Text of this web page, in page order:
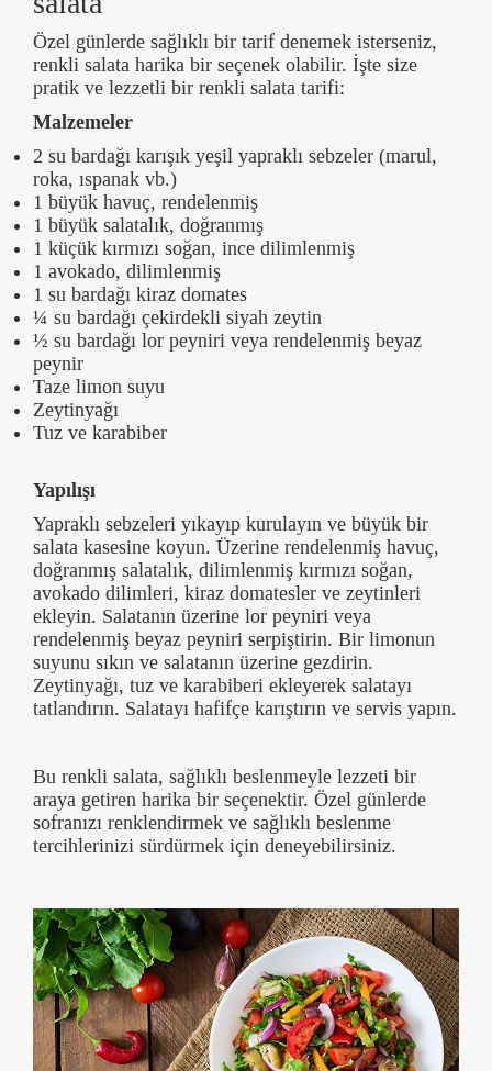
Özel günlerde sağlıklı bir tarif denemek isterseniz,
renkli salata harika bir seçenek olabilir. İşte size
pratik ve lezzetli bir renkli salata tarifi:
Malzemeler
2 su bardağı karışık yeşil yapraklı sebzeler (marul,
roka, ıspanak vb.)
1 büyük havuç, rendelenmiş
1 büyük salatalık, doğranmış
1 küçük kırmızı soğan, ince dilimlenmiş
1 avokado, dilimlenmiş
1 su bardağı kiraz domates
¼ su bardağı çekirdekli siyah zeytin
½ su bardağı lor peyniri veya rendelenmiş beyaz
peynir
Taze limon suyu
Zeytinyağı
Tuz ve karabiber
Yapılışı
Yapraklı sebzeleri yıkayıp kurulayın ve büyük bir
salata kasesine koyun. Üzerine rendelenmiş havuç,
doğranmış salatalık, dilimlenmiş kırmızı soğan,
avokado dilimleri, kiraz domatesler ve zeytinleri
ekleyin. Salatanın üzerine lor peyniri veya
rendelenmiş beyaz peyniri serpiştirin. Bir limonun
suyunu sıkın ve salatanın üzerine gezdirin.
Zeytinyağı, tuz ve karabiberi ekleyerek salatayı
tatlandırın. Salatayı hafifçe karıştırın ve servis yapın.
Bu renkli salata, sağlıklı beslenmeyle lezzeti bir
araya getiren harika bir seçenektir. Özel günlerde
sofranızı renklendirmek ve sağlıklı beslenme
tercihlerinizi sürdürmek için deneyebilirsiniz.